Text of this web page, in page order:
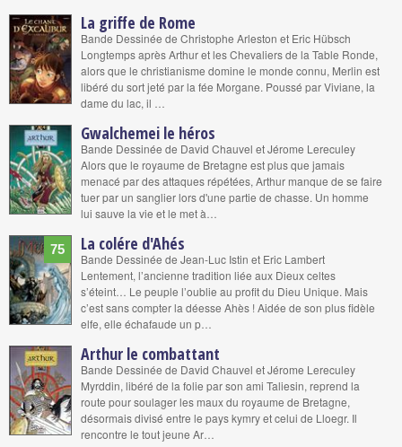
La griffe de Rome
Bande Dessinée de Christophe Arleston et Eric Hübsch
Longtemps après Arthur et les Chevaliers de la Table Ronde,
alors que le christianisme domine le monde connu, Merlin est
libéré du sort jeté par la fée Morgane. Poussé par Viviane, la
dame du lac, il …
Gwalchemei le héros
Bande Dessinée de David Chauvel et Jérome Lereculey
Alors que le royaume de Bretagne est plus que jamais
menacé par des attaques répétées, Arthur manque de se faire
tuer par un sanglier lors d'une partie de chasse. Un homme
lui sauve la vie et le met à…
75 La colére d'Ahés
Bande Dessinée de Jean-Luc Istin et Eric Lambert
Lentement, l’ancienne tradition liée aux Dieux celtes
s’éteint… Le peuple l’oublie au profit du Dieu Unique. Mais
c’est sans compter la déesse Ahès ! Aidée de son plus fidèle
elfe, elle échafaude un p…
Arthur le combattant
Bande Dessinée de David Chauvel et Jérome Lereculey
Myrddin, libéré de la folie par son ami Taliesin, reprend la
route pour soulager les maux du royaume de Bretagne,
désormais divisé entre le pays kymry et celui de Lloegr. Il
rencontre le tout jeune Ar…